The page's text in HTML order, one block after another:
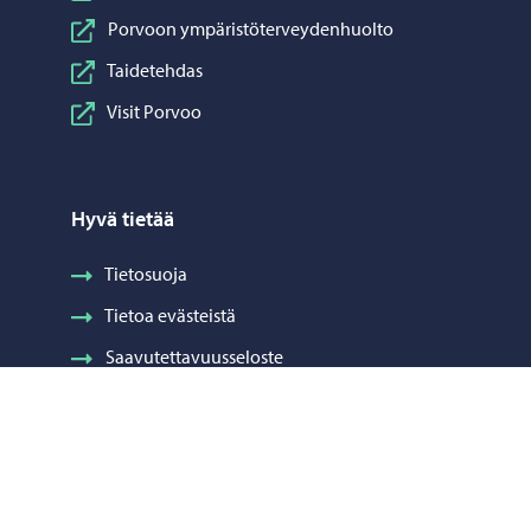
Porvoon ympäristöterveydenhuolto
Taidetehdas
Visit Porvoo
Hyvä tietää
Tietosuoja
Tietoa evästeistä
Saavutettavuusseloste